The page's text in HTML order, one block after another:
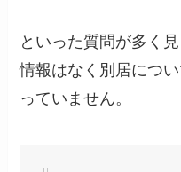
といった質問が多く
情報はなく別居につ
っていません。